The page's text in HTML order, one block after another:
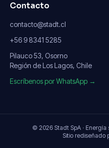
Contacto
contacto@stadt.cl
+56 9 8341 5285
Pilauco 53, Osorno
Región de Los Lagos, Chile
Escríbenos por WhatsApp →
© 2026 Stadt SpA · Energía
Sitio rediseñado